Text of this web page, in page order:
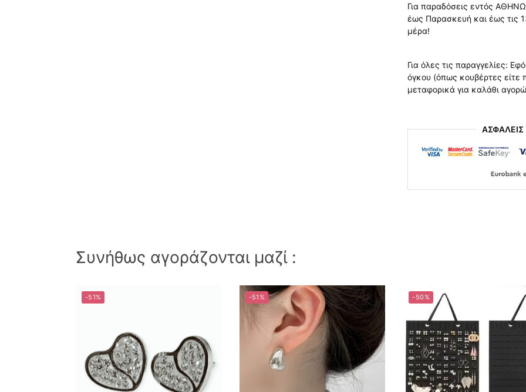
Για παραδόσεις εντός
έως Παρασκευή και έως τις
μέρα!
Για όλες τις παραγγελίες:
όγκου (όπως κουβέρτες
μεταφορικά για καλάθι
Συνήθως αγοράζονται μαζί :
-51% -51% -50%